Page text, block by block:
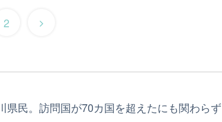
2
県民。訪問国が70カ国を超えたにも関わらず